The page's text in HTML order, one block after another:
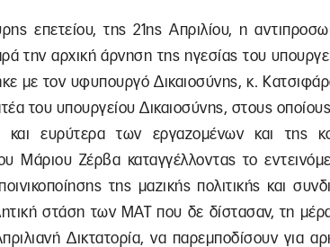
επετείου, της 21ης Απριλίου, η
την αρχική άρνηση της ηγεσίας του
με τον υφυπουργό Δικαιοσύνης, κ.
του υπουργείου Δικαιοσύνης, στους
και ευρύτερα των εργαζομένων και της
Μάριου Ζέρβα καταγγέλλοντας το
της μαζικής πολιτικής και
στάση των ΜΑΤ που δε δίστασαν, τη
Δικτατορία, να παρεμποδίσουν για